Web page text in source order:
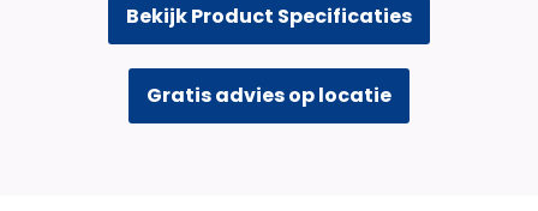
Bekijk Product Specificaties
Gratis advies op locatie